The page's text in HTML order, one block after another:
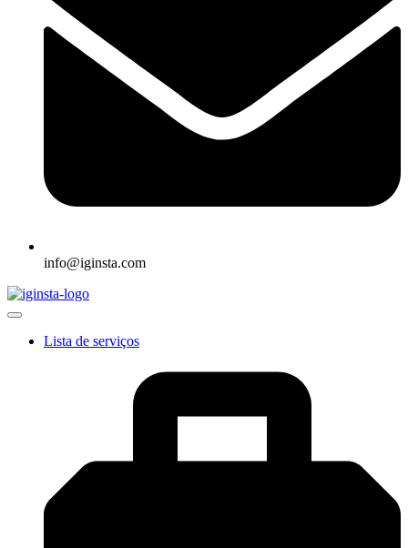
info@iginsta.com
Lista de serviços